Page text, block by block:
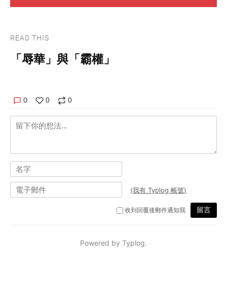
READ THIS
「辱華」與「霸權」